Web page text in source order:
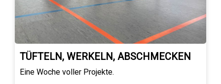
TÜFTELN, WERKELN, ABSCHMECKEN
Eine Woche voller Projekte.